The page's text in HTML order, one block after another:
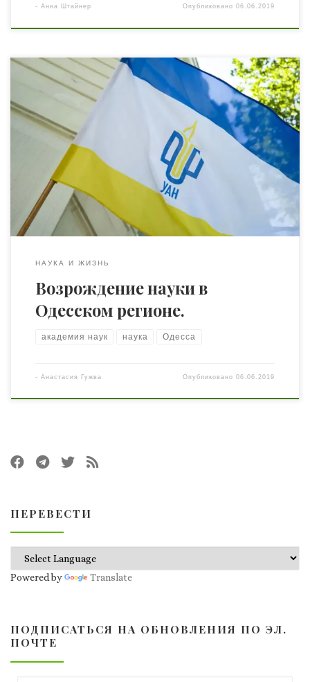
- Анна Штайнер Опубликовано06.06.2019
Наука, как и добродетель, сама себе награда.Чарльз
Кингсли 28 мая 2019 года состоялось открытие офиса
Одесского регионального отделения Украинской
Академии Наук. На открытии присутствовали члены
Президиума Украинской академии наук: Президент
УАН, Лауреат государственной премии Украины в
области науки и техники, Заслуженный изобретатель
Украины, доктор технических наук — Алексей
Федорович Онипко […]
НАУКА И ЖИЗНЬ
Возрождение науки в
Одесском регионе.
академия наук наука Одесса
- Анастасия Гужва Опубликовано06.06.2019
ПЕРЕВЕСТИ
Powered by Translate
ПОДПИСАТЬСЯ НА ОБНОВЛЕНИЯ ПО ЭЛ.
ПОЧТЕ